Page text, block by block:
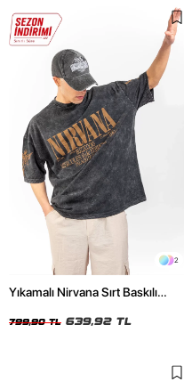
2
Yıkamalı Nirvana Sırt Baskılı
799,90 TL 639,92 TL